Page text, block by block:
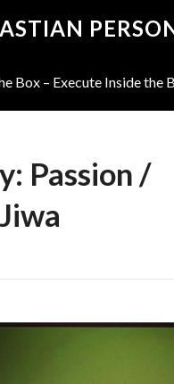
Box – Execute Inside the
Passion /